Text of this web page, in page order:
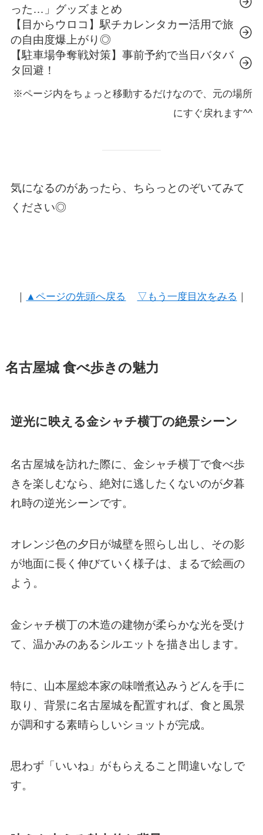
った…」グッズまとめ
【目からウロコ】駅チカレンタカー活用で旅
の自由度爆上がり◎
【駐車場争奪戦対策】事前予約で当日バタバ
タ回避！
※ページ内をちょっと移動するだけなので、元の場所
にすぐ戻れます^^
気になるのがあったら、ちらっとのぞいてみて
ください◎
｜ ▲ページの先頭へ戻る ▽もう一度目次をみる ｜
名古屋城 食べ歩きの魅力
逆光に映える金シャチ横丁の絶景シーン
名古屋城を訪れた際に、金シャチ横丁で食べ歩
きを楽しむなら、絶対に逃したくないのが夕暮
れ時の逆光シーンです。
オレンジ色の夕日が城壁を照らし出し、その影
が地面に長く伸びていく様子は、まるで絵画の
よう。
金シャチ横丁の木造の建物が柔らかな光を受け
て、温かみのあるシルエットを描き出します。
特に、山本屋総本家の味噌煮込みうどんを手に
取り、背景に名古屋城を配置すれば、食と風景
が調和する素晴らしいショットが完成。
思わず「いいね」がもらえること間違いなしで
す。